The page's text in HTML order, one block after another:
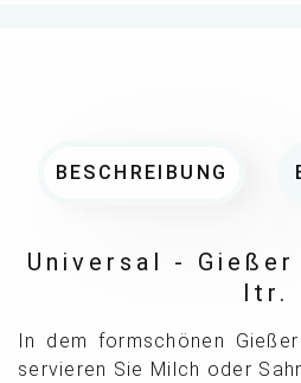
BESCHREIBUNG
Universal - Gießer
ltr.
In dem formschönen
servieren Sie Milch oder